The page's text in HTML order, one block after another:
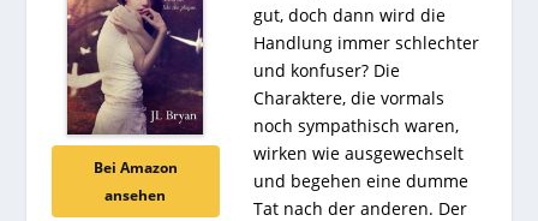
Bei Amazon
ansehen
gut, doch dann wird die
Handlung immer schlechter
und konfuser? Die
Charaktere, die vormals
noch sympathisch waren,
wirken wie ausgewechselt
und begehen eine dumme
Tat nach der anderen. Der